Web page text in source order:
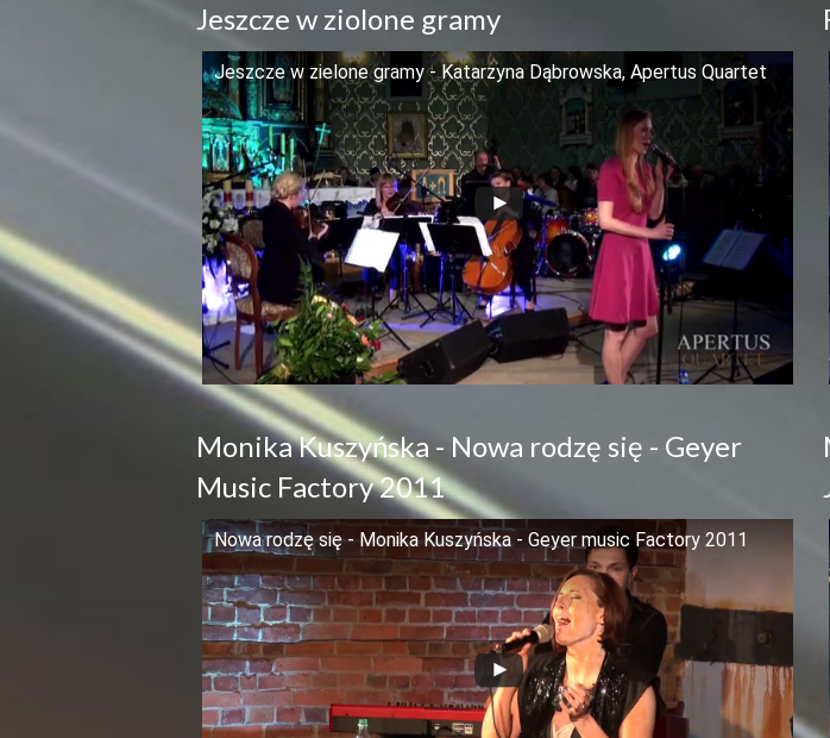
Jeszcze w ziolone gramy
Jeszcze w zielone gramy - Katarzyna Dąbrowska, Apertus Quartet
Monika Kuszyńska - Nowa rodzę się - Geyer
Music Factory 2011
Nowa rodzę się - Monika Kuszyńska - Geyer music Factory 2011